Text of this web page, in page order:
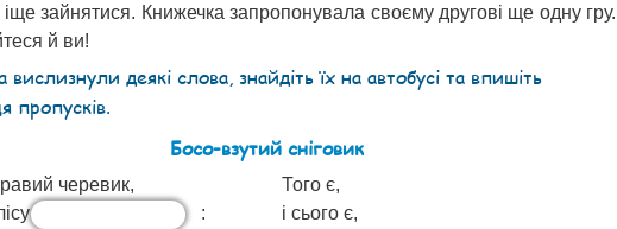
зайнятися. Книжечка запропонувала своєму другові ще одну гру.
й ви!
вислизнули деякі слова, знайдіть їх на автобусі та впишіть
пропусків.
Босо-взутий сніговик
черевик,
:
Того є,
і сього є,